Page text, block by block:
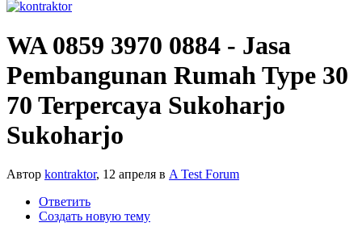
WA 0859 3970 0884 - Jasa
Pembangunan Rumah Type 30
70 Terpercaya Sukoharjo
Sukoharjo
Автор kontraktor, 12 апреля в A Test Forum
Ответить
Создать новую тему